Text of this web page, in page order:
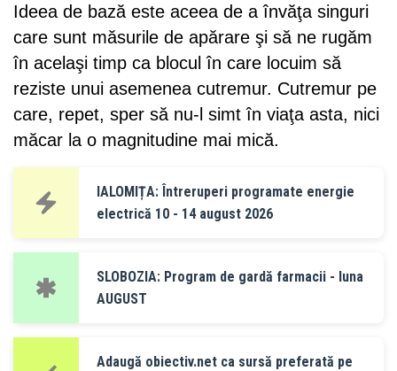
Ideea de bază este aceea de a învăţa singuri
care sunt măsurile de apărare şi să ne rugăm
în acelaşi timp ca blocul în care locuim să
reziste unui asemenea cutremur. Cutremur pe
care, repet, sper să nu-l simt în viaţa asta, nici
măcar la o magnitudine mai mică.
IALOMIȚA: Întreruperi programate energie
electrică 10 - 14 august 2026
SLOBOZIA: Program de gardă farmacii - luna
AUGUST
Adaugă obiectiv.net ca sursă preferată pe